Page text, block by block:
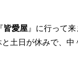
皆愛屋 』に行って来
土日が休みで、中